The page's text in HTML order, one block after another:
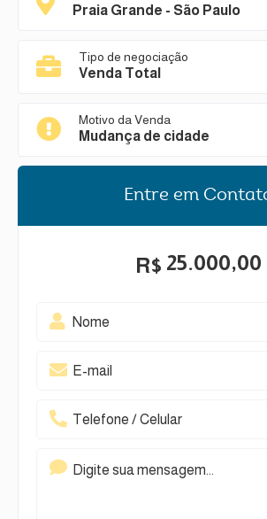
Praia Grande - São Paulo
Tipo de negociação
Venda Total
Motivo da Venda
Mudança de cidade
Entre em
R$ 25.000,00